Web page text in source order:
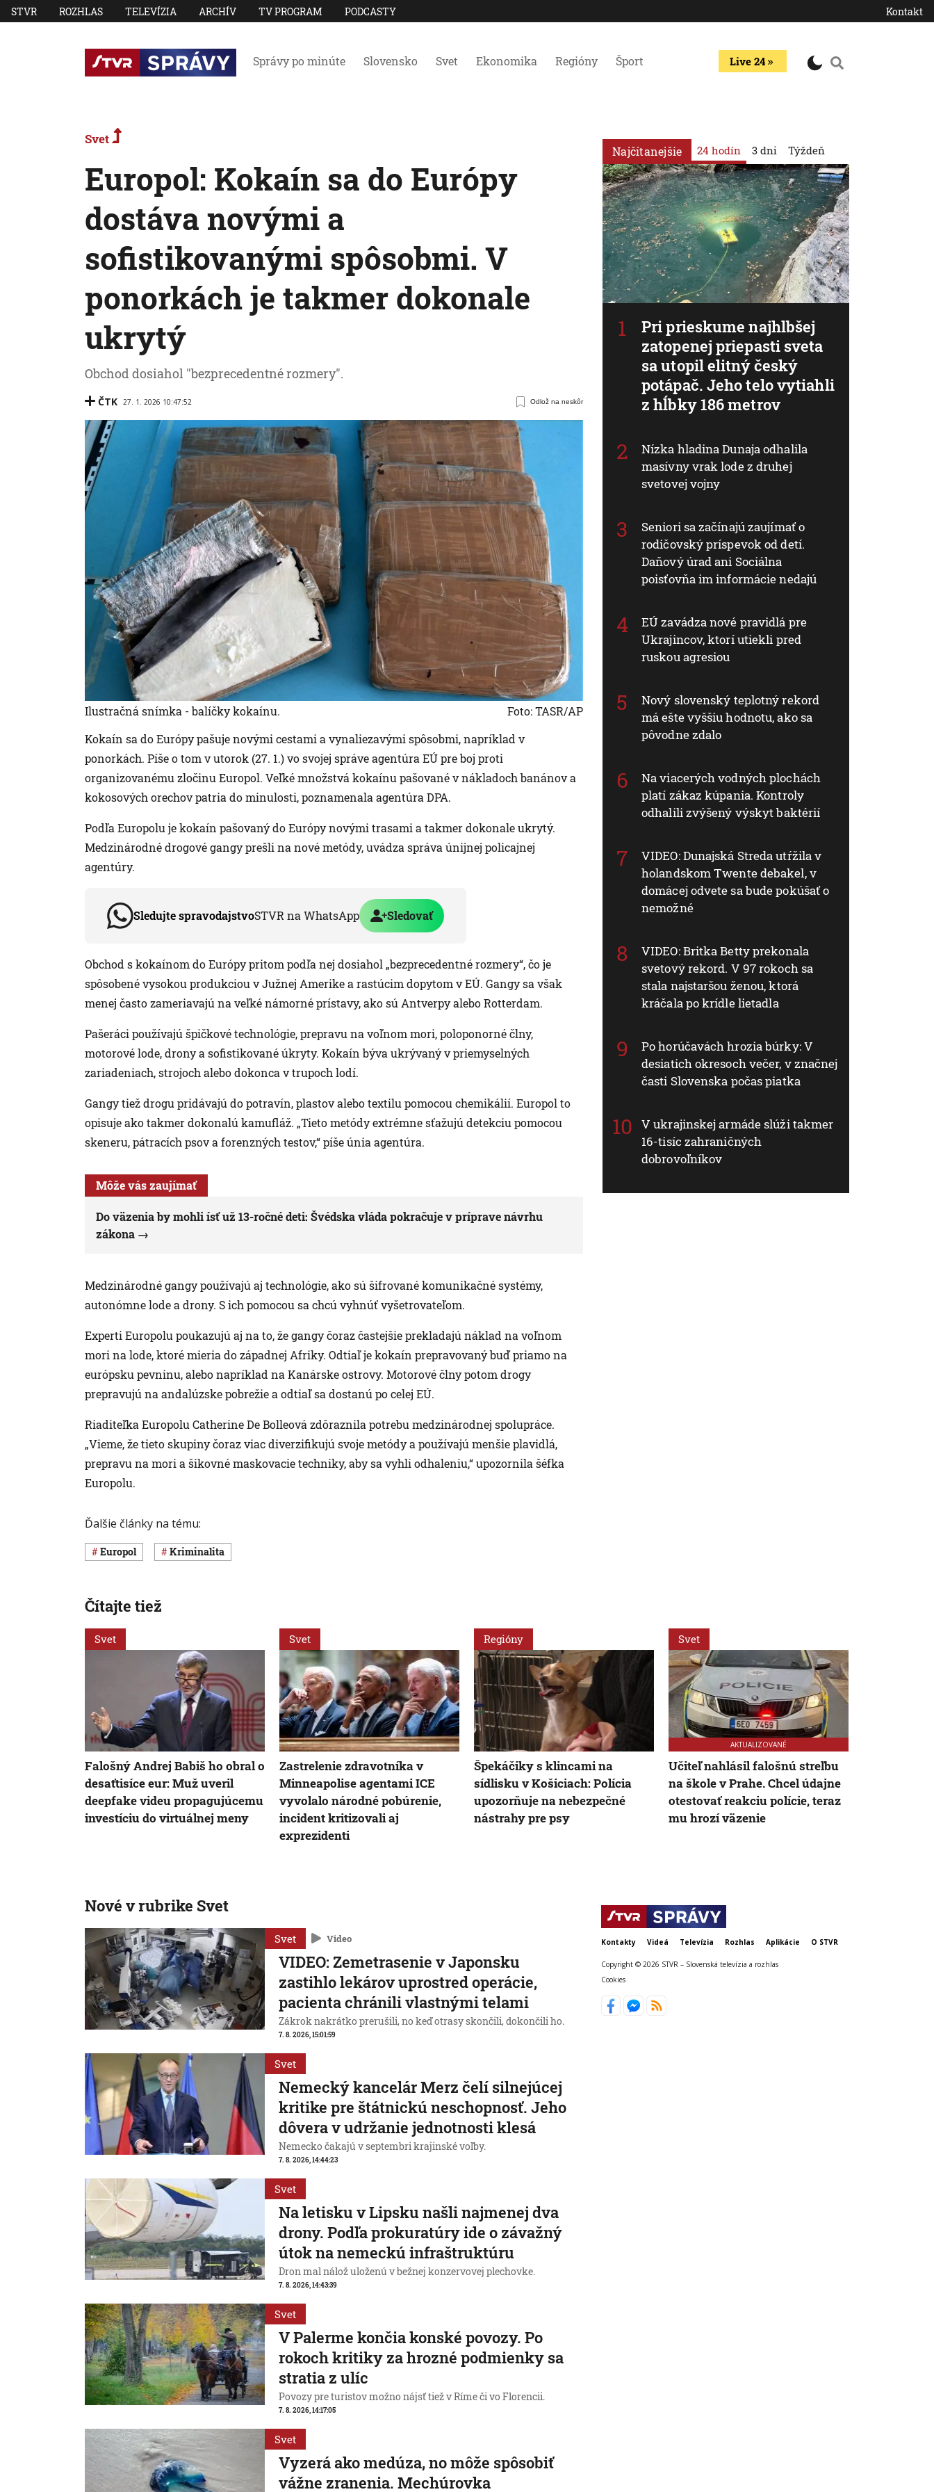
STVR ROZHLAS TELEVÍZIA ARCHÍV TV PROGRAM PODCASTY Kontakt
Správy po minúte Slovensko Svet Ekonomika Regióny Šport Live 24
Svet
Europol: Kokaín sa do Európy
dostáva novými a
sofistikovanými spôsobmi. V
ponorkách je takmer dokonale
ukrytý
Obchod dosiahol "bezprecedentné rozmery".
ČTK 27. 1. 2026 10:47:52 Odlož na neskôr
Ilustračná snímka - balíčky kokaínu.
Foto: TASR/AP
Kokaín sa do Európy pašuje novými cestami a vynaliezavými spôsobmi, napríklad v
ponorkách. Píše o tom v utorok (27. 1.) vo svojej správe agentúra EÚ pre boj proti
organizovanému zločinu Europol. Veľké množstvá kokaínu pašované v nákladoch banánov a
kokosových orechov patria do minulosti, poznamenala agentúra DPA.
Podľa Europolu je kokaín pašovaný do Európy novými trasami a takmer dokonale ukrytý.
Medzinárodné drogové gangy prešli na nové metódy, uvádza správa únijnej policajnej
agentúry.
Sledujte spravodajstvoSTVR na WhatsApp Sledovať
Obchod s kokaínom do Európy pritom podľa nej dosiahol „bezprecedentné rozmery“, čo je
spôsobené vysokou produkciou v Južnej Amerike a rastúcim dopytom v EÚ. Gangy sa však
menej často zameriavajú na veľké námorné prístavy, ako sú Antverpy alebo Rotterdam.
Pašeráci používajú špičkové technológie, prepravu na voľnom mori, poloponorné člny,
motorové lode, drony a sofistikované úkryty. Kokaín býva ukrývaný v priemyselných
zariadeniach, strojoch alebo dokonca v trupoch lodí.
Gangy tiež drogu pridávajú do potravín, plastov alebo textilu pomocou chemikálií. Europol to
opisuje ako takmer dokonalú kamufláž. „Tieto metódy extrémne sťažujú detekciu pomocou
skeneru, pátracích psov a forenzných testov,“ píše únia agentúra.
Môže vás zaujímať
Do väzenia by mohli ísť už 13-ročné deti: Švédska vláda pokračuje v príprave návrhu
zákona
Medzinárodné gangy používajú aj technológie, ako sú šifrované komunikačné systémy,
autonómne lode a drony. S ich pomocou sa chcú vyhnúť vyšetrovateľom.
Experti Europolu poukazujú aj na to, že gangy čoraz častejšie prekladajú náklad na voľnom
mori na lode, ktoré mieria do západnej Afriky. Odtiaľ je kokaín prepravovaný buď priamo na
európsku pevninu, alebo napríklad na Kanárske ostrovy. Motorové člny potom drogy
prepravujú na andalúzske pobrežie a odtiaľ sa dostanú po celej EÚ.
Riaditeľka Europolu Catherine De Bolleová zdôraznila potrebu medzinárodnej spolupráce.
„Vieme, že tieto skupiny čoraz viac diverzifikujú svoje metódy a používajú menšie plavidlá,
prepravu na mori a šikovné maskovacie techniky, aby sa vyhli odhaleniu,“ upozornila šéfka
Europolu.
Ďalšie články na tému:
Europol Kriminalita
Najčítanejšie 24 hodín
Pri prieskume najhlbšej
zatopenej priepasti sveta
sa utopil elitný český
potápač. Jeho telo vytiahli
z hĺbky 186 metrov
Nízka hladina Dunaja odhalila
masívny vrak lode z druhej
svetovej vojny
Seniori sa začínajú zaujímať o
rodičovský príspevok od detí.
Daňový úrad ani Sociálna
poisťovňa im informácie nedajú
EÚ zavádza nové pravidlá pre
Ukrajincov, ktorí utiekli pred
ruskou agresiou
Nový slovenský teplotný rekord
má ešte vyššiu hodnotu, ako sa
pôvodne zdalo
Na viacerých vodných plochách
platí zákaz kúpania. Kontroly
odhalili zvýšený výskyt baktérií
VIDEO: Dunajská Streda utŕžila v
holandskom Twente debakel, v
domácej odvete sa bude pokúšať o
nemožné
VIDEO: Britka Betty prekonala
svetový rekord. V 97 rokoch sa
stala najstaršou ženou, ktorá
kráčala po krídle lietadla
Po horúčavách hrozia búrky: V
desiatich okresoch večer, v značnej
časti Slovenska počas piatka
V ukrajinskej armáde slúži takmer
16-tisíc zahraničných
dobrovoľníkov
3 dni Týždeň
Čítajte tiež
Svet
Falošný Andrej Babiš ho obral o
desaťtisíce eur: Muž uveril
deepfake videu propagujúcemu
investíciu do virtuálnej meny
Svet
Zastrelenie zdravotníka v
Minneapolise agentami ICE
vyvolalo národné pobúrenie,
incident kritizovali aj
exprezidenti
Regióny
Špekáčiky s klincami na
sídlisku v Košiciach: Polícia
upozorňuje na nebezpečné
nástrahy pre psy
Svet
AKTUALIZOVANÉ
Učiteľ nahlásil falošnú streľbu
na škole v Prahe. Chcel údajne
otestovať reakciu polície, teraz
mu hrozí väzenie
Nové v rubrike Svet
Svet Video
VIDEO: Zemetrasenie v Japonsku
zastihlo lekárov uprostred operácie,
pacienta chránili vlastnými telami
Zákrok nakrátko prerušili, no keď otrasy skončili, dokončili ho.
7. 8. 2026, 15:01:59
Svet
Nemecký kancelár Merz čelí silnejúcej
kritike pre štátnickú neschopnosť. Jeho
dôvera v udržanie jednotnosti klesá
Nemecko čakajú v septembri krajinské voľby.
7. 8. 2026, 14:44:23
Svet
Na letisku v Lipsku našli najmenej dva
drony. Podľa prokuratúry ide o závažný
útok na nemeckú infraštruktúru
Dron mal nálož uloženú v bežnej konzervovej plechovke.
7. 8. 2026, 14:43:39
Svet
V Palerme končia konské povozy. Po
rokoch kritiky za hrozné podmienky sa
stratia z ulíc
Povozy pre turistov možno nájsť tiež v Ríme či vo Florencii.
7. 8. 2026, 14:17:05
Svet
Vyzerá ako medúza, no môže spôsobiť
vážne zranenia. Mechúrovka
Kontakty Videá Televízia Rozhlas Aplikácie O STVR
Copyright © 2026 STVR – Slovenská televízia a rozhlas
Cookies